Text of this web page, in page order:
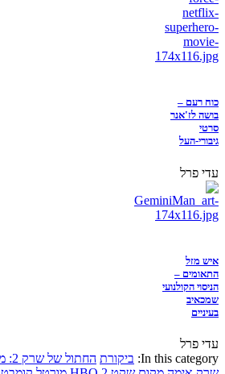
כוח רעם –
בושה לז'אנר
סרטי
גיבורי-העל
עדי פרל
איש מזל
התאומים –
הניסוי הקולנועי
שמכאיב
בעיניים
עדי פרל
In this category: ביקורת החתול של שרק 2: משאלה אחת ודי